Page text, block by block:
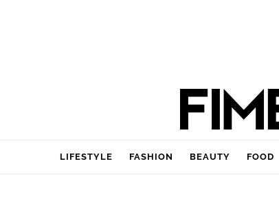
LIFESTYLE FASHION BEAUTY FOOD